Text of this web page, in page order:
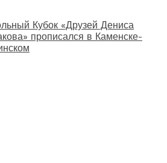
Кубок «Друзей Дениса
прописался в Каменске-